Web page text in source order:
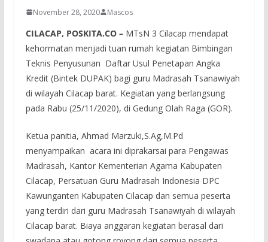
November 28, 2020 Mascos
CILACAP, POSKITA.CO – MTsN 3 Cilacap mendapat
kehormatan menjadi tuan rumah kegiatan Bimbingan
Teknis Penyusunan Daftar Usul Penetapan Angka
Kredit (Bintek DUPAK) bagi guru Madrasah Tsanawiyah
di wilayah Cilacap barat. Kegiatan yang berlangsung
pada Rabu (25/11/2020), di Gedung Olah Raga (GOR).
Ketua panitia, Ahmad Marzuki,S.Ag,M.Pd
menyampaikan acara ini diprakarsai para Pengawas
Madrasah, Kantor Kementerian Agama Kabupaten
Cilacap, Persatuan Guru Madrasah Indonesia DPC
Kawunganten Kabupaten Cilacap dan semua peserta
yang terdiri dari guru Madrasah Tsanawiyah di wilayah
Cilacap barat. Biaya anggaran kegiatan berasal dari